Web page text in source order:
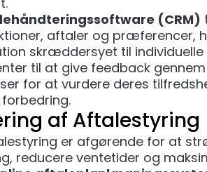
(CRM)
aftaler og præferencer,
skræddersyet til individuelle
til at give feedback gennem
for at vurdere deres
af Aftalestyring
er afgørende for at
reducere ventetider og